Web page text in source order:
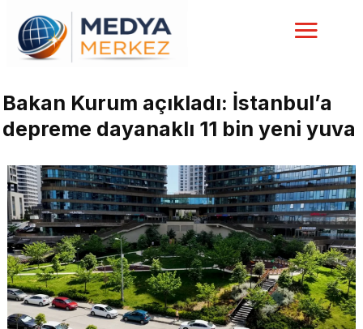
Bakan Kurum açıkladı: İstanbul’a
depreme dayanaklı 11 bin yeni yuva